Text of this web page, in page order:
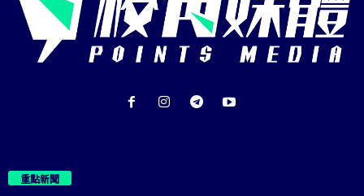
重點新聞